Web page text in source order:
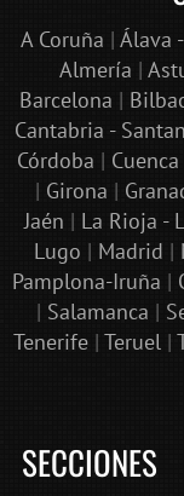
A Coruña | Álava
Almería |
Barcelona |
Cantabria -
Córdoba | Cuenca
| Girona |
Jaén | La Rioja -
Lugo | Madrid |
Pamplona-Iruña |
| Salamanca |
Tenerife| Teruel|
SECCIONES